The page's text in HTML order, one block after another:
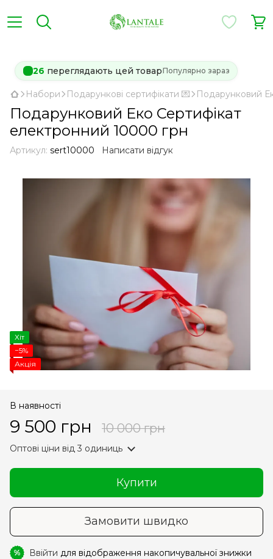
26 переглядають цей товарПопулярно зараз
Набори Подарункові сертифікати 💌 Подарунковий
Подарунковий Еко Сертифікат
електронний 10000 грн
Артикул: sert10000 Написати відгук
Хіт
−5%
Акція
В наявності
9 500 грн 10 000 грн
Оптові ціни від 3 одиниць
Купити
Замовити швидко
% Ввійти для відображення накопичувальної знижки